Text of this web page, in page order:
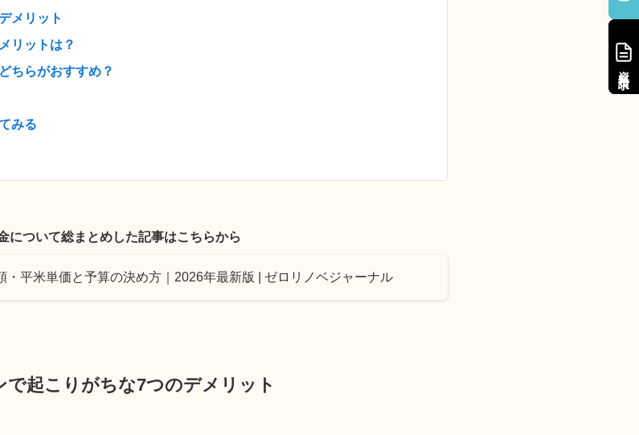
メリット
リットは？
ちらがおすすめ？
みる
について総まとめした記事はこちらから
・平米単価と予算の決め方｜2026年最新版 | ゼロリノベジャーナル
起こりがちな7つのデメリット